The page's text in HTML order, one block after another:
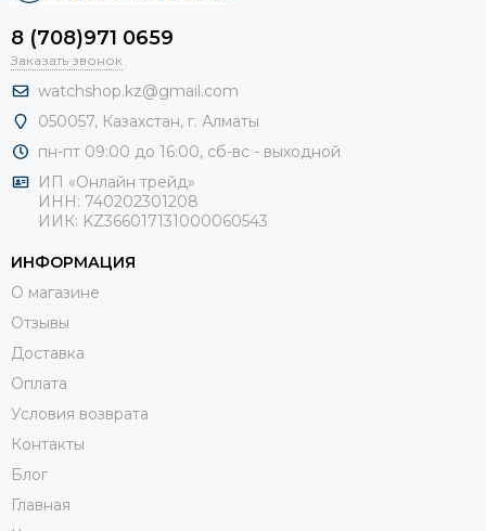
8 (708)971 0659
Заказать звонок
watchshop.kz@gmail.com
050057, Казахстан, г. Алматы
пн-пт 09:00 до 16:00, сб-вс - выходной
ИП «Онлайн трейд»
ИНН: 740202301208
ИИК: KZ366017131000060543
ИНФОРМАЦИЯ
О магазине
Отзывы
Доставка
Оплата
Условия возврата
Контакты
Блог
Главная